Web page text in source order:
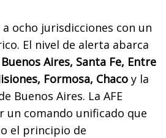
ocho jurisdicciones con un
El nivel de alerta abarca
Buenos Aires, Santa Fe, Entre
Formosa, Chaco y la
Buenos Aires. La AFE
un comando unificado que
el principio de